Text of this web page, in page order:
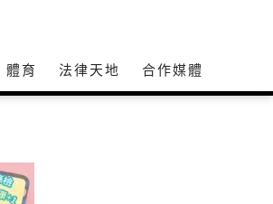
體育 法律天地 合作媒體